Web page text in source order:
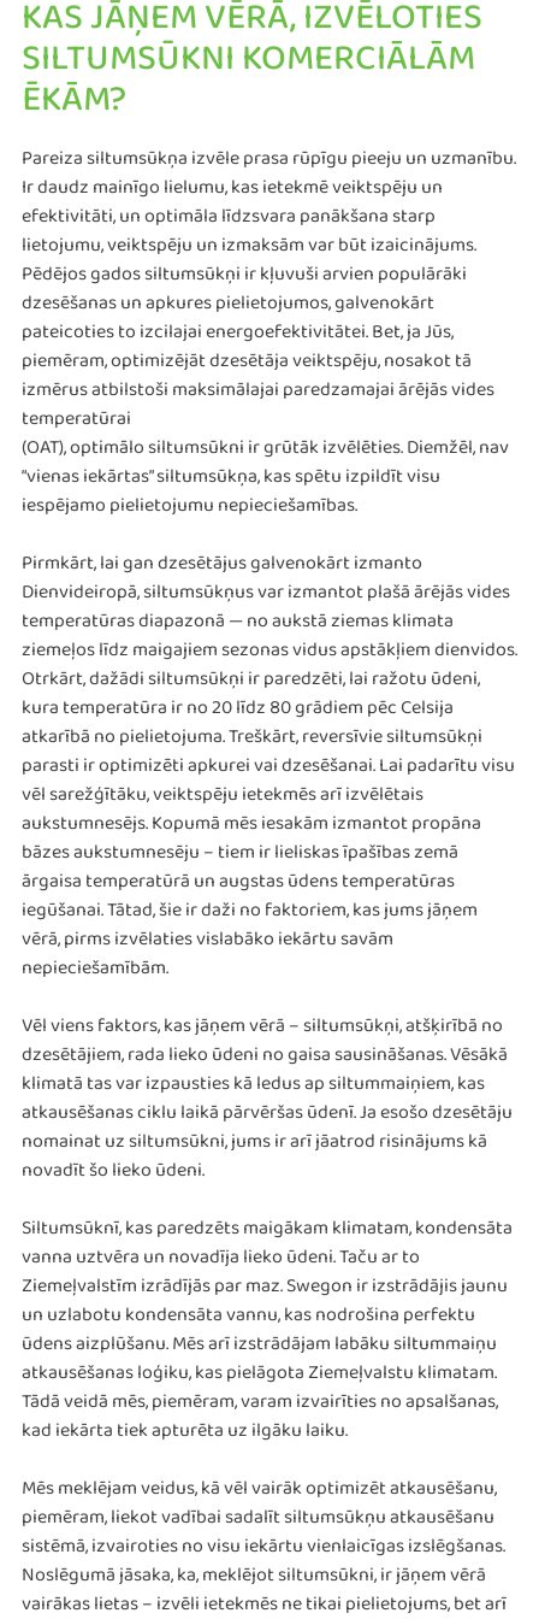
KAS JĀŅEM VĒRĀ, IZVĒLOTIES
SILTUMSŪKNI KOMERCIĀLĀM
ĒKĀM?
Pareiza siltumsūkņa izvēle prasa rūpīgu pieeju un uzmanību.
Ir daudz mainīgo lielumu, kas ietekmē veiktspēju un
efektivitāti, un optimāla līdzsvara panākšana starp
lietojumu, veiktspēju un izmaksām var būt izaicinājums.
Pēdējos gados siltumsūkņi ir kļuvuši arvien populārāki
dzesēšanas un apkures pielietojumos, galvenokārt
pateicoties to izcilajai energoefektivitātei. Bet, ja Jūs,
piemēram, optimizējāt dzesētāja veiktspēju, nosakot tā
izmērus atbilstoši maksimālajai paredzamajai ārējās vides
temperatūrai
(OAT), optimālo siltumsūkni ir grūtāk izvēlēties. Diemžēl, nav
“vienas iekārtas” siltumsūkņa, kas spētu izpildīt visu
iespējamo pielietojumu nepieciešamības.
Pirmkārt, lai gan dzesētājus galvenokārt izmanto
Dienvideiropā, siltumsūkņus var izmantot plašā ārējās vides
temperatūras diapazonā — no aukstā ziemas klimata
ziemeļos līdz maigajiem sezonas vidus apstākļiem dienvidos.
Otrkārt, dažādi siltumsūkņi ir paredzēti, lai ražotu ūdeni,
kura temperatūra ir no 20 līdz 80 grādiem pēc Celsija
atkarībā no pielietojuma. Treškārt, reversīvie siltumsūkņi
parasti ir optimizēti apkurei vai dzesēšanai. Lai padarītu visu
vēl sarežģītāku, veiktspēju ietekmēs arī izvēlētais
aukstumnesējs. Kopumā mēs iesakām izmantot propāna
bāzes aukstumnesēju – tiem ir lieliskas īpašības zemā
ārgaisa temperatūrā un augstas ūdens temperatūras
iegūšanai. Tātad, šie ir daži no faktoriem, kas jums jāņem
vērā, pirms izvēlaties vislabāko iekārtu savām
nepieciešamībām.
Vēl viens faktors, kas jāņem vērā – siltumsūkņi, atšķirībā no
dzesētājiem, rada lieko ūdeni no gaisa sausināšanas. Vēsākā
klimatā tas var izpausties kā ledus ap siltummaiņiem, kas
atkausēšanas ciklu laikā pārvēršas ūdenī. Ja esošo dzesētāju
nomainat uz siltumsūkni, jums ir arī jāatrod risinājums kā
novadīt šo lieko ūdeni.
Siltumsūknī, kas paredzēts maigākam klimatam, kondensāta
vanna uztvēra un novadīja lieko ūdeni. Taču ar to
Ziemeļvalstīm izrādījās par maz. Swegon ir izstrādājis jaunu
un uzlabotu kondensāta vannu, kas nodrošina perfektu
ūdens aizplūšanu. Mēs arī izstrādājam labāku siltummaiņu
atkausēšanas loģiku, kas pielāgota Ziemeļvalstu klimatam.
Tādā veidā mēs, piemēram, varam izvairīties no apsalšanas,
kad iekārta tiek apturēta uz ilgāku laiku.
Mēs meklējam veidus, kā vēl vairāk optimizēt atkausēšanu,
piemēram, liekot vadībai sadalīt siltumsūkņu atkausēšanu
sistēmā, izvairoties no visu iekārtu vienlaicīgas izslēgšanas.
Noslēgumā jāsaka, ka, meklējot siltumsūkni, ir jāņem vērā
vairākas lietas – izvēli ietekmēs ne tikai pielietojums, bet arī